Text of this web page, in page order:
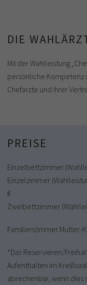
DIE
Mit der Wahlleistung
persönliche Kompetenz
Chefärzte und ihrer
PREISE
Einzelbettzimmer
Einzelzimmer
€
Zweibettzimmer
Familienzimmer Mutter-
*Das Reservieren/
Aufenthalten im
abrechenbar, wenn